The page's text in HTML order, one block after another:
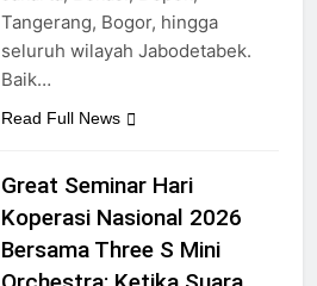
Jakarta, Bekasi, Depok,
Tangerang, Bogor, hingga
seluruh wilayah Jabodetabek.
Great Seminar Hari
Koperasi Nasional 2026
Bersama Three S Mini